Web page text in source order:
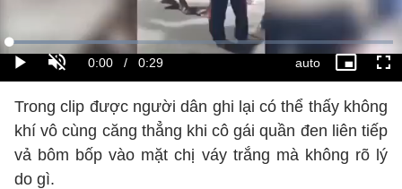
Trong clip được người dân ghi lại có thể thấy không
khí vô cùng căng thẳng khi cô gái quần đen liên tiếp
vả bôm bốp vào mặt chị váy trắng mà không rõ lý
do gì.